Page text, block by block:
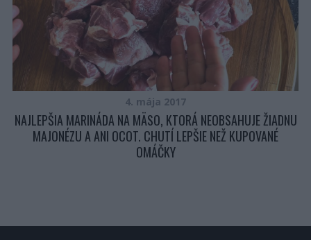
4. mája 2017
NAJLEPŠIA MARINÁDA NA MÄSO, KTORÁ NEOBSAHUJE ŽIADNU
MAJONÉZU A ANI OCOT. CHUTÍ LEPŠIE NEŽ KUPOVANÉ
OMÁČKY